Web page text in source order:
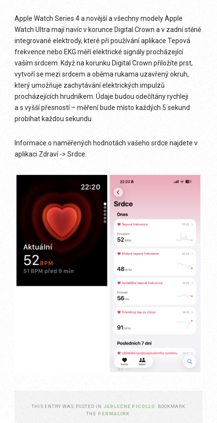
Apple Watch Series 4 a novější a všechny modely Apple
Watch Ultra mají navíc v korunce Digital Crown a v zadní stěně
integrované elektrody, které při používání aplikace Tepová
frekvence nebo EKG měří elektrické signály procházející
vaším srdcem. Když na korunku Digital Crown přiložíte prst,
vytvoří se mezi srdcem a oběma rukama uzavřený okruh,
který umožňuje zachytávání elektrických impulzů
procházejících hrudníkem. Údaje budou odečítány rychleji
a s vyšší přesností – měření bude místo každých 5 sekund
probíhat každou sekundu.
Informace o naměřených hodnotách vašeho srdce najdete v
aplikaci Zdraví -> Srdce.
THIS ENTRY WAS POSTED IN JABLEČNÉ PICOLLO . BOOKMARK
THE PERMALINK